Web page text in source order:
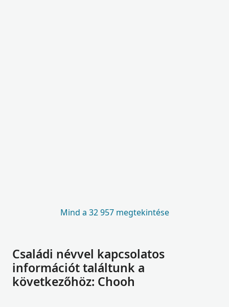
Mind a 32 957 megtekintése
Családi névvel kapcsolatos
információt találtunk a
következőhöz: Chooh